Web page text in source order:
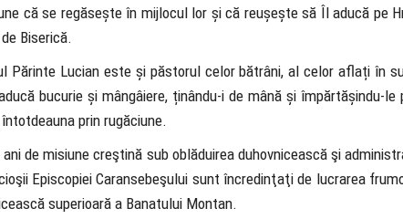
că se regăsește în mijlocul lor și că reușește să Îl aducă pe
Biserică.
Părinte Lucian este și păstorul celor bătrâni, al celor aflați în
bucurie și mângâiere, ținându-i de mână și împărtășindu-
prin rugăciune.
de misiune creştină sub oblăduirea duhovnicească şi
Episcopiei Caransebeşului sunt încredinţaţi de lucrarea
superioară a Banatului Montan.